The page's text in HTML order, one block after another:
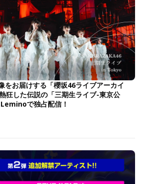
をお届けする「櫻坂46ライブアーカイ
狂した伝説の「三期生ライブ-東京公
で独占配信！